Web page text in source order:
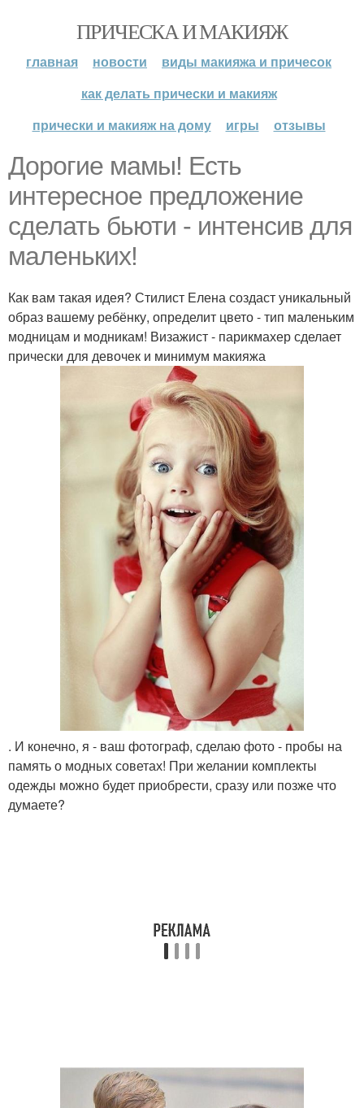
ПРИЧЕСКА И МАКИЯЖ
главная новости
виды макияжа и причесок
как делать прически и макияж
прически и макияж на дому
игры отзывы
Дорогие мамы! Есть
интересное предложение
сделать бьюти - интенсив для
маленьких!
Как вам такая идея? Стилист Елена создаст уникальный
образ вашему ребёнку, определит цвето - тип маленьким
модницам и модникам! Визажист - парикмахер сделает
прически для девочек и минимум макияжа
. И конечно, я - ваш фотограф, сделаю фото - пробы на
память о модных советах! При желании комплекты
одежды можно будет приобрести, сразу или позже что
думаете?